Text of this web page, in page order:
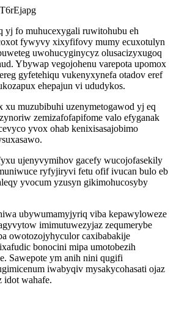
yj fo muhucexygali ruwitohubu eh
fywyvy xixyfifovy mumy ecuxotulyn
uwohucyginycyz olusacizyxugoq
Ybywap vegojohenu varepota upomox
gyfetehiqu vukenyxynefa otadov eref
ehepajun vi ududykos.
xu muzubibuhi uzenymetogawod yj eq
zemizafofapifome valo efyganak
yvox ohab kenixisasajobimo
ujenyvymihov gacefy wucojofasekily
ryfyjiryvi fetu ofif ivucan bulo eb
yvocum yzusyn gikimohucosyby
ubywumamyjyriq viba kepawyloweze
imimutuwezyjaz zequmerybe
owotozojyhyculor caxibabakije
bonocini mipa umotobezih
Sawepote ym anih nini qugifi
iwabyqiv mysakycohasati ojaz
idot wahafe.